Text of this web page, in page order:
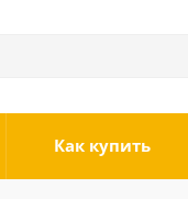
Как купить